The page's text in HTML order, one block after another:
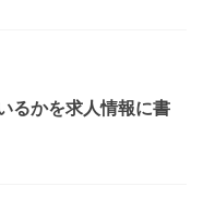
るかを求人情報に書